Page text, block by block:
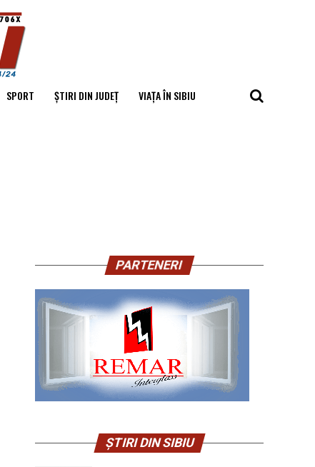
SPORT ȘTIRI DIN JUDEȚ VIAȚA ÎN SIBIU
PARTENERI
ȘTIRI DIN SIBIU